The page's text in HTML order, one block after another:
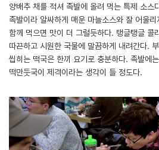
양배추 채를 적셔 족발에 올려 먹는 특제 소스
족발이라 알싸하게 매운 마늘소스와 잘 어울
함께 먹으면 맛이 더 그럴듯하다. 탱글탱글 콜
따끈하고 시원한 국물에 말끔하게 내려간다.
씹히는 떡국은 한끼 요기로 충분하다. 족발에
떡만둣국이 제격이라는 생각이 들 정도다.